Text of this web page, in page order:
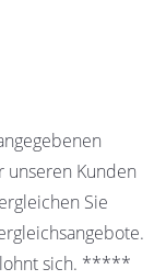
unseren Kunden
Sie
lohnt sich. *****